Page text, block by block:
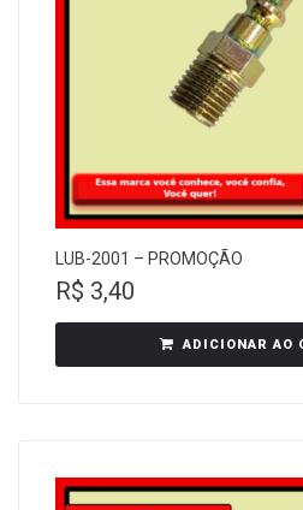
LUB-2001 – PROMOÇÃO
R$ 3,40
ADICIONAR AO